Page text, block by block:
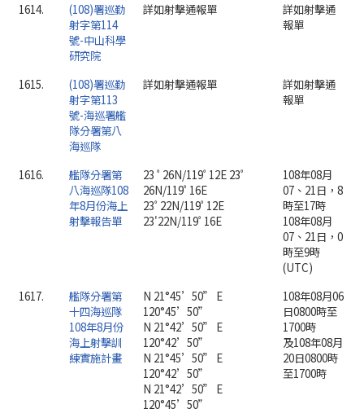
1614.
(108)署巡勤
射字第114
號-中山科學
研究院
詳如射擊通報單
詳如射擊通
報單
1615.
(108)署巡勤
射字第113
號-海巡署艦
隊分署第八
海巡隊
詳如射擊通報單
詳如射擊通
報單
1616.
艦隊分署第
八海巡隊108
年8月份海上
射擊報告單
23 ﾟ26N/119ﾟ12E 23ﾟ
26N/119ﾟ16E
23ﾟ22N/119ﾟ12E
23'22N/119ﾟ16E
108年08月
07、21日，8
時至17時
108年08月
07、21日，0
時至9時
(UTC)
1617.
艦隊分署第
十四海巡隊
108年8月份
海上射擊訓
練實施計畫
N 21°45’50” E
120°45’50”
N 21°42’50” E
120°42’50”
N 21°45’50” E
120°42’50”
N 21°42’50” E
120°45’50”
108年08月06
日0800時至
1700時
及108年08月
20日0800時
至1700時